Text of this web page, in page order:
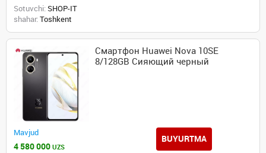
Sotuvchi: SHOP-IT
shahar: Toshkent
Смартфон Huawei Nova 10SE
8/128GB Сияющий черный
Mavjud
4 580 000 UZS
BUYURTMA